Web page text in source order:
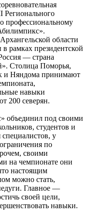
Регионального
профессиональному
области
в рамках президентской
— страна
Столица Поморья,
и Няндома принимают
навыки
200 северян.
объединил под своими
студентов и
специалистов, у
по
своими
на чемпионате они
настоящим
можно стать,
Главное —
своей цели,
навыки.